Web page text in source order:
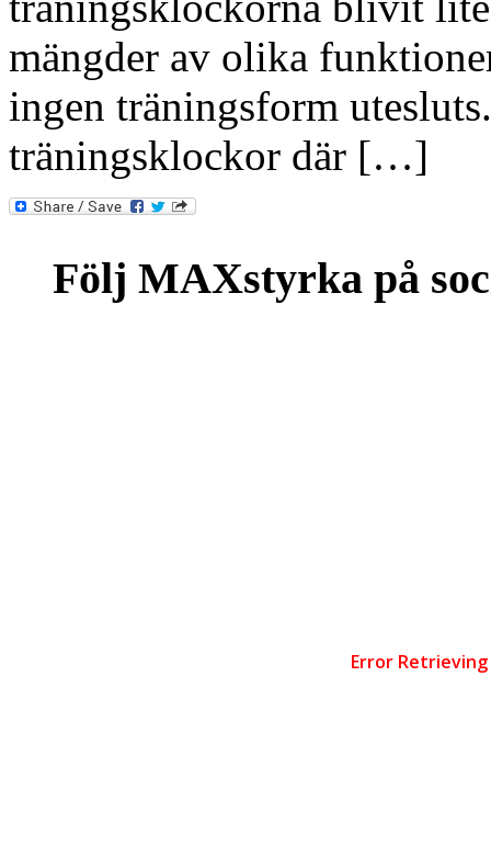
mängder av olika
ingen träningsform
träningsklockor där […]
Följ MAXstyrka på